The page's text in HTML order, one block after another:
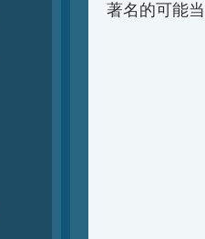
著名的可能